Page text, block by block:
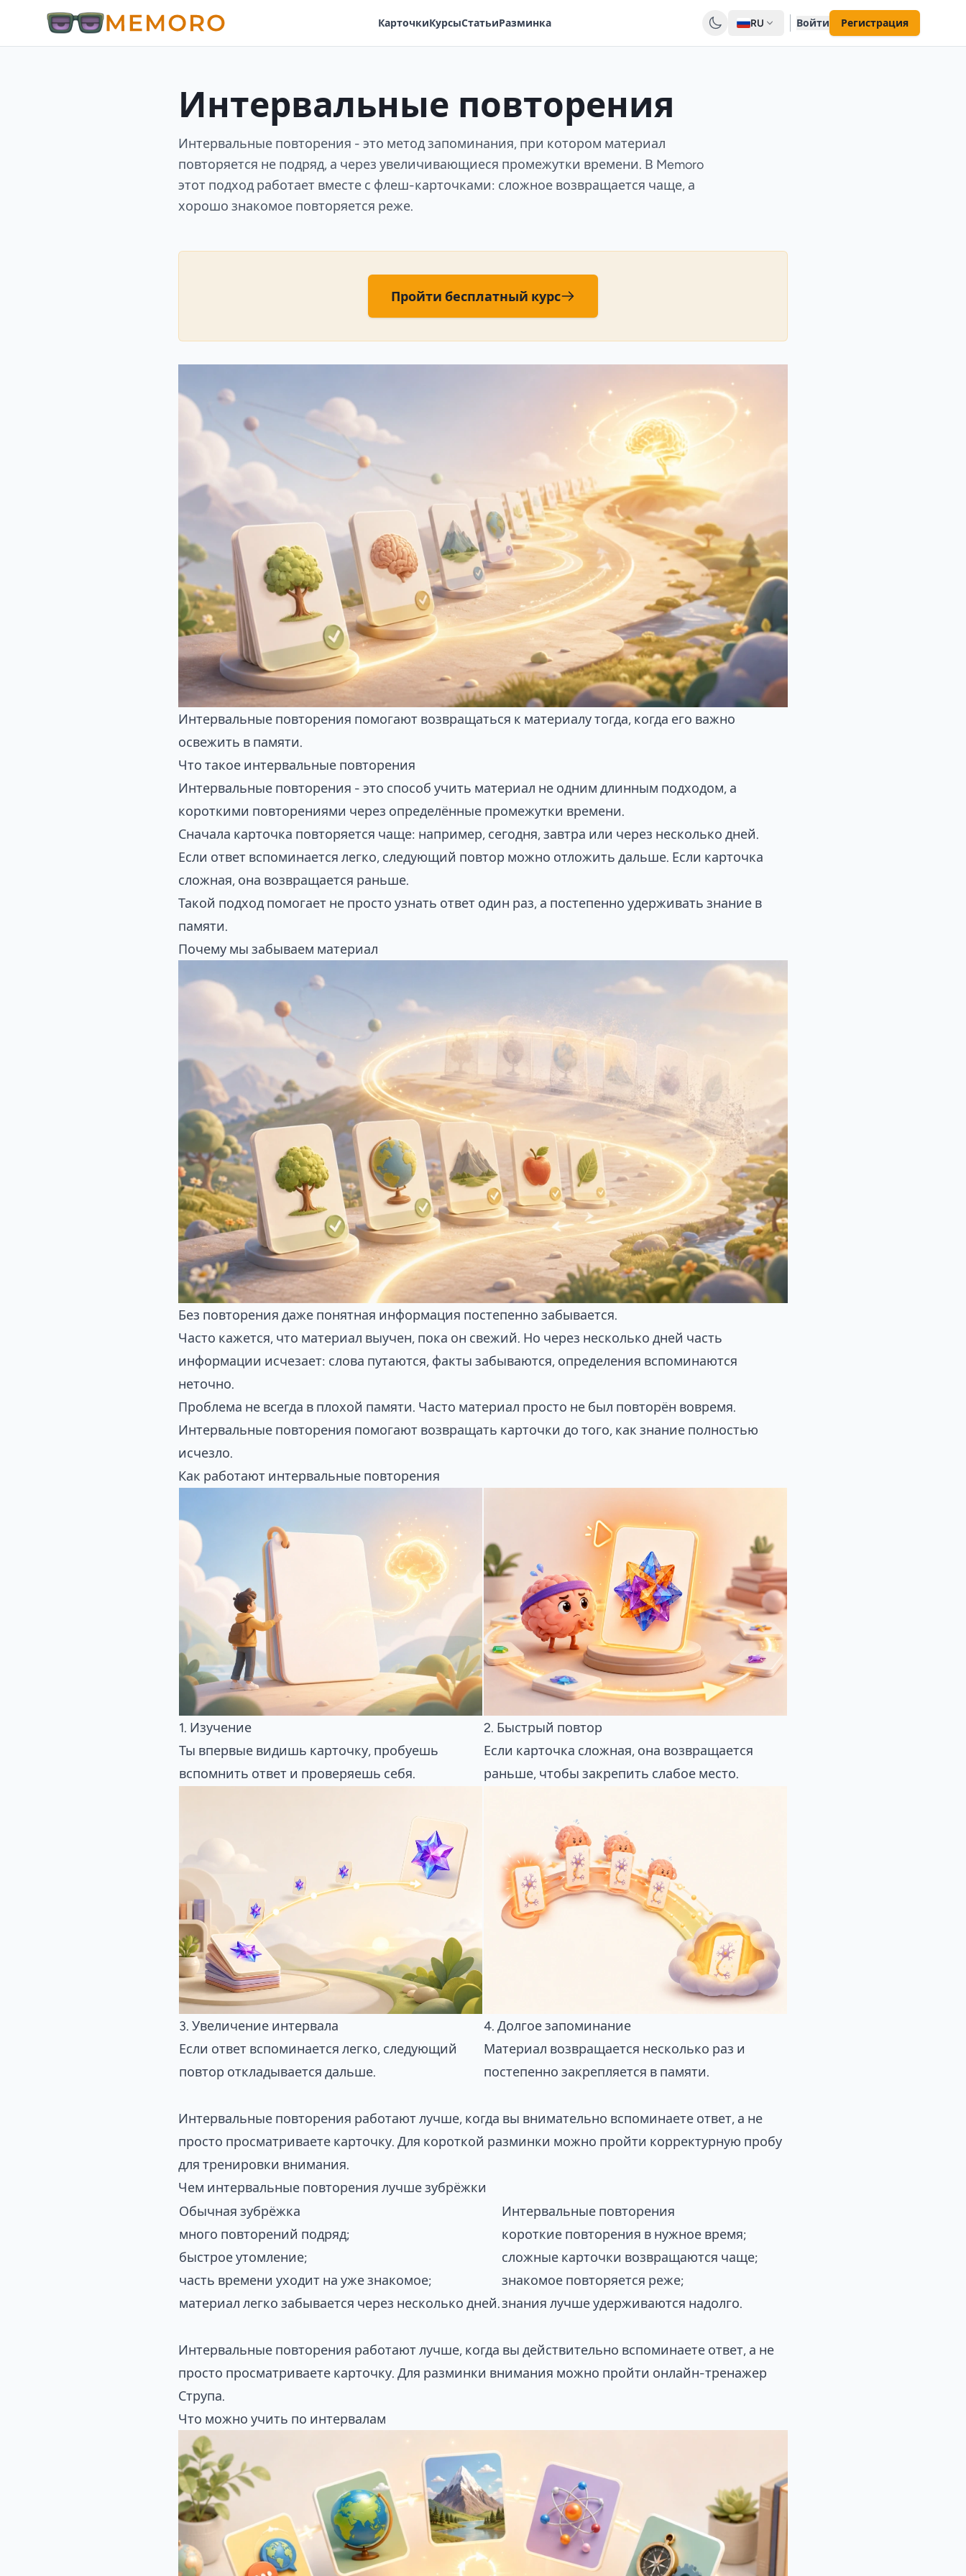
Карточки КурсыСтатьи Разминка RU Войти Регистрация
Интервальные повторения
Интервальные повторения - это метод запоминания, при котором материал
повторяется не подряд, а через увеличивающиеся промежутки времени. В Memoro
этот подход работает вместе с флеш-карточками: сложное возвращается чаще, а
хорошо знакомое повторяется реже.
Пройти бесплатный курс
Интервальные повторения помогают возвращаться к материалу тогда, когда его важно
освежить в памяти.
Что такое интервальные повторения
Интервальные повторения - это способ учить материал не одним длинным подходом, а
короткими повторениями через определённые промежутки времени.
Сначала карточка повторяется чаще: например, сегодня, завтра или через несколько дней.
Если ответ вспоминается легко, следующий повтор можно отложить дальше. Если карточка
сложная, она возвращается раньше.
Такой подход помогает не просто узнать ответ один раз, а постепенно удерживать знание в
памяти.
Почему мы забываем материал
Без повторения даже понятная информация постепенно забывается.
Часто кажется, что материал выучен, пока он свежий. Но через несколько дней часть
информации исчезает: слова путаются, факты забываются, определения вспоминаются
неточно.
Проблема не всегда в плохой памяти. Часто материал просто не был повторён вовремя.
Интервальные повторения помогают возвращать карточки до того, как знание полностью
исчезло.
Как работают интервальные повторения
1. Изучение
Ты впервые видишь карточку, пробуешь
вспомнить ответ и проверяешь себя.
2. Быстрый повтор
Если карточка сложная, она возвращается
раньше, чтобы закрепить слабое место.
3. Увеличение интервала
Если ответ вспоминается легко, следующий
повтор откладывается дальше.
4. Долгое запоминание
Материал возвращается несколько раз и
постепенно закрепляется в памяти.
Интервальные повторения работают лучше, когда вы внимательно вспоминаете ответ, а не
просто просматриваете карточку. Для короткой разминки можно пройти корректурную пробу
для тренировки внимания
Чем интервальные повторения лучше зубрёжки
Обычная зубрёжка
много повторений подряд;
быстрое утомление;
часть времени уходит на уже знакомое;
материал легко забывается через несколько дней.
Интервальные повторения
короткие повторения в нужное время;
сложные карточки возвращаются чаще;
знакомое повторяется реже;
знания лучше удерживаются надолго.
Интервальные повторения работают лучше, когда вы действительно вспоминаете ответ, а не
просто просматриваете карточку. Для разминки внимания можно пройти онлайн-тренажер
Струпа
Что можно учить по интервалам